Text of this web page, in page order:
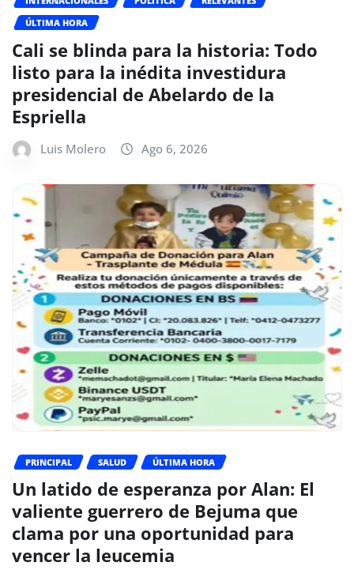
ÚLTIMA HORA
Cali se blinda para la historia: Todo
listo para la inédita investidura
presidencial de Abelardo de la
Espriella
Luis Molero Ago 6, 2026
PRINCIPAL SALUD ÚLTIMA HORA
Un latido de esperanza por Alan: El
valiente guerrero de Bejuma que
clama por una oportunidad para
vencer la leucemia